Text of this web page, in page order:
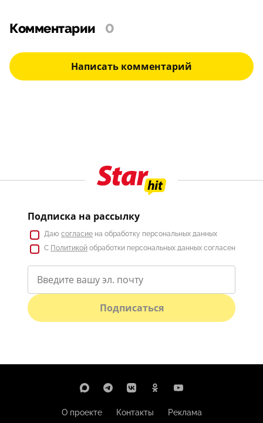
Комментарии 0
Написать комментарий
Подписка на рассылку
Даю согласие на обработку персональных данных
С Политикой обработки персональных данных согласен
Подписаться
О проекте Контакты
Реклама